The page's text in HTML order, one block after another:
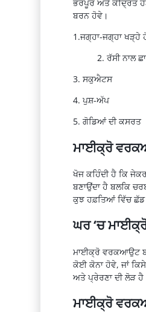
ਭਰਪੂਰ ਅਤੇ ਕੇਂਦ੍ਰਿਤ
ਬਰਨ ਹੋਵੇ।
1.ਜਗ੍ਹਾ-ਜਗ੍ਹਾ ਖੜ੍ਹੇ
2. ਰੱਸੀ ਨਾਲ
3. ਸਕੁਐਟਸ
4. ਪੁਸ਼-ਅੱਪ
5. ਗੋਡਿਆਂ ਦੀ ਕਸਰਤ
ਮਾਈਕ੍ਰੋ
ਖੋਜ ਕਹਿੰਦੀ ਹੈ ਕਿ
ਬਣਾਉਂਦਾ ਹੈ ਬਲਕਿ
ਕੁਝ ਹਫ਼ਤਿਆਂ ਵਿੱਚ ਛੱਡ
ਘਰ‘ਚ
ਮਾਈਕ੍ਰੋ ਵਰਕਆਉਟ
ਕੋਈ ਕੋਨਾ ਹੋਵੇ, ਜਾਂਕਿਸੇ
ਅਤੇ ਪ੍ਰੇਰਣਾ ਦੀ ਲੋੜ
ਮਾਈਕ੍ਰੋ